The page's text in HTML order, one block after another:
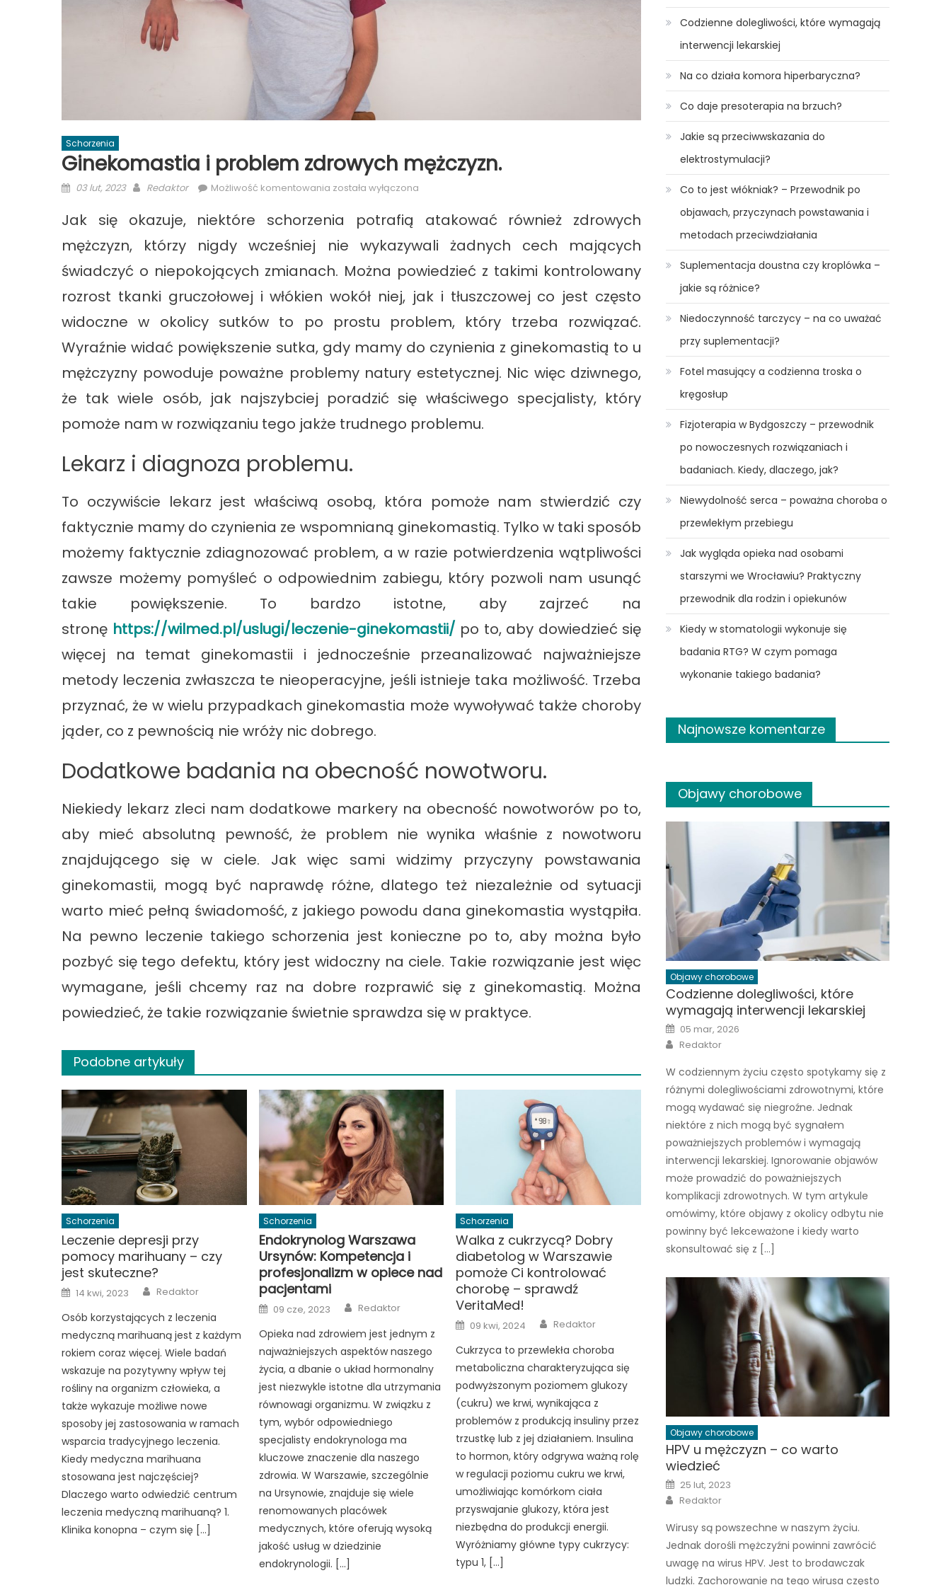
Schorzenia
Ginekomastia i problem zdrowych mężczyzn.
Posted
03 lut, 2023 Author
Redaktor Możliwość komentowania Ginekomastia
problem
mężczyzn.
została wyłączona
Jak się okazuje, niektóre schorzenia potrafią atakować również zdrowych
mężczyzn, którzy nigdy wcześniej nie wykazywali żadnych cech mających
świadczyć o niepokojących zmianach. Można powiedzieć z takimi kontrolowany
rozrost tkanki gruczołowej i włókien wokół niej, jak i tłuszczowej co jest często
widoczne w okolicy sutków to po prostu problem, który trzeba rozwiązać.
Wyraźnie widać powiększenie sutka, gdy mamy do czynienia z ginekomastią to u
mężczyzny powoduje poważne problemy natury estetycznej. Nic więc dziwnego,
że tak wiele osób, jak najszybciej poradzić się właściwego specjalisty, który
pomoże nam w rozwiązaniu tego jakże trudnego problemu.
Lekarz i diagnoza problemu.
To oczywiście lekarz jest właściwą osobą, która pomoże nam stwierdzić czy
faktycznie mamy do czynienia ze wspomnianą ginekomastią. Tylko w taki sposób
możemy faktycznie zdiagnozować problem, a w razie potwierdzenia wątpliwości
zawsze możemy pomyśleć o odpowiednim zabiegu, który pozwoli nam usunąć
takie powiększenie. To bardzo istotne, aby zajrzeć na
stronę https://wilmed.pl/uslugi/leczenie-ginekomastii/ po to, aby dowiedzieć się
więcej na temat ginekomastii i jednocześnie przeanalizować najważniejsze
metody leczenia zwłaszcza te nieoperacyjne, jeśli istnieje taka możliwość. Trzeba
przyznać, że w wielu przypadkach ginekomastia może wywoływać także choroby
jąder, co z pewnością nie wróży nic dobrego.
Dodatkowe badania na obecność nowotworu.
Niekiedy lekarz zleci nam dodatkowe markery na obecność nowotworów po to,
aby mieć absolutną pewność, że problem nie wynika właśnie z nowotworu
znajdującego się w ciele. Jak więc sami widzimy przyczyny powstawania
ginekomastii, mogą być naprawdę różne, dlatego też niezależnie od sytuacji
warto mieć pełną świadomość, z jakiego powodu dana ginekomastia wystąpiła.
Na pewno leczenie takiego schorzenia jest konieczne po to, aby można było
pozbyć się tego defektu, który jest widoczny na ciele. Takie rozwiązanie jest więc
wymagane, jeśli chcemy raz na dobre rozprawić się z ginekomastią. Można
powiedzieć, że takie rozwiązanie świetnie sprawdza się w praktyce.
Podobne artykuły
Schorzenia
Leczenie depresji przy
pomocy marihuany – czy
jest skuteczne?
Posted
on
14 kwi, 2023 Author
Redaktor
Osób korzystających z leczenia
medyczną marihuaną jest z każdym
rokiem coraz więcej. Wiele badań
wskazuje na pozytywny wpływ tej
rośliny na organizm człowieka, a
także wykazuje możliwe nowe
sposoby jej zastosowania w ramach
wsparcia tradycyjnego leczenia.
Kiedy medyczna marihuana
stosowana jest najczęściej?
Dlaczego warto odwiedzić centrum
leczenia medyczną marihuaną? 1.
Klinika konopna – czym się […]
Schorzenia
Endokrynolog Warszawa
Ursynów: Kompetencja i
profesjonalizm w opiece nad
pacjentami
Posted
on
09 cze, 2023 Author
Redaktor
Opieka nad zdrowiem jest jednym z
najważniejszych aspektów naszego
życia, a dbanie o układ hormonalny
jest niezwykle istotne dla utrzymania
równowagi organizmu. W związku z
tym, wybór odpowiedniego
specjalisty endokrynologa ma
kluczowe znaczenie dla naszego
zdrowia. W Warszawie, szczególnie
na Ursynowie, znajduje się wiele
renomowanych placówek
medycznych, które oferują wysoką
jakość usług w dziedzinie
endokrynologii. […]
Schorzenia
Walka z cukrzycą? Dobry
diabetolog w Warszawie
pomoże Ci kontrolować
chorobę – sprawdź
VeritaMed!
Posted
on
09 kwi, 2024 Author
Redaktor
Cukrzyca to przewlekła choroba
metaboliczna charakteryzująca się
podwyższonym poziomem glukozy
(cukru) we krwi, wynikająca z
problemów z produkcją insuliny przez
trzustkę lub z jej działaniem. Insulina
to hormon, który odgrywa ważną rolę
w regulacji poziomu cukru we krwi,
umożliwiając komórkom ciała
przyswajanie glukozy, która jest
niezbędna do produkcji energii.
Wyróżniamy główne typy cukrzycy:
typu 1, […]
Codzienne dolegliwości, które wymagają
interwencji lekarskiej
Na co działa komora hiperbaryczna?
Co daje presoterapia na brzuch?
Jakie są przeciwwskazania do
elektrostymulacji?
Co to jest włókniak? – Przewodnik po
objawach, przyczynach powstawania i
metodach przeciwdziałania
Suplementacja doustna czy kroplówka –
jakie są różnice?
Niedoczynność tarczycy – na co uważać
przy suplementacji?
Fotel masujący a codzienna troska o
kręgosłup
Fizjoterapia w Bydgoszczy – przewodnik
po nowoczesnych rozwiązaniach i
badaniach. Kiedy, dlaczego, jak?
Niewydolność serca – poważna choroba o
przewlekłym przebiegu
Jak wygląda opieka nad osobami
starszymi we Wrocławiu? Praktyczny
przewodnik dla rodzin i opiekunów
Kiedy w stomatologii wykonuje się
badania RTG? W czym pomaga
wykonanie takiego badania?
Najnowsze komentarze
Objawy chorobowe
Objawy chorobowe
Codzienne dolegliwości, które
wymagają interwencji lekarskiej
Posted
on
05 mar, 2026
Author
Redaktor
W codziennym życiu często spotykamy się z
różnymi dolegliwościami zdrowotnymi, które
mogą wydawać się niegroźne. Jednak
niektóre z nich mogą być sygnałem
poważniejszych problemów i wymagają
interwencji lekarskiej. Ignorowanie objawów
może prowadzić do poważniejszych
komplikacji zdrowotnych. W tym artykule
omówimy, które objawy z okolicy odbytu nie
powinny być lekceważone i kiedy warto
skonsultować się z […]
Objawy chorobowe
HPV u mężczyzn – co warto
wiedzieć
Posted
on
25 lut, 2023
Author
Redaktor
Wirusy są powszechne w naszym życiu.
Jednak dorośli mężczyźni powinni zawrócić
uwagę na wirus HPV. Jest to brodawczak
ludzki. Zachorowanie na tego wirusa często